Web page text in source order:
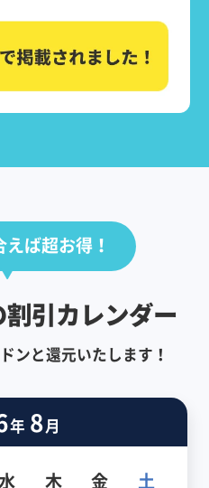
えば超お得！
引カレンダー
ンと還元いたします！
年 8月
木 金 土